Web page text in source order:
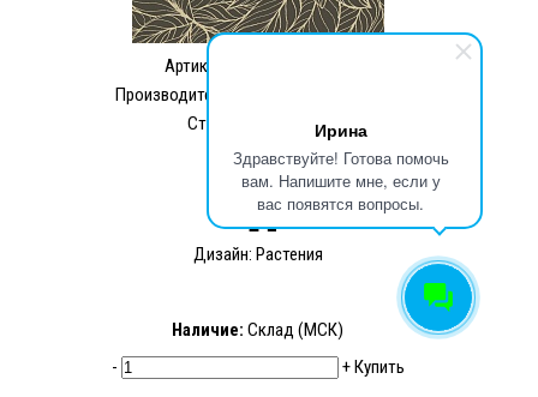
Ирина
Здравствуйте! Готова помочь
вам. Напишите мне, если у
вас появятся вопросы.
Артикул:
Производитель: Stewo International AG
Страна: Швейцария
532.00 ₽
399.36 ₽
Дизайн: Растения
Наличие: Склад (МСК)
-
+Купить